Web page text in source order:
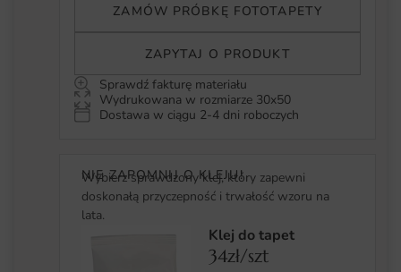
ZAMÓW PRÓBKĘ FOTOTAPETY
ZAPYTAJ O PRODUKT
Sprawdź fakturę materiału
Wydrukowana w rozmiarze 30x50
Dostawa w ciągu 2-4 dni roboczych
NIE ZAPOMNIJ O KLEJU!
Wybierz sprawdzony klej, który zapewni
doskonałą przyczepność i trwałość wzoru na
lata.
Klej do tapet
34zł/szt